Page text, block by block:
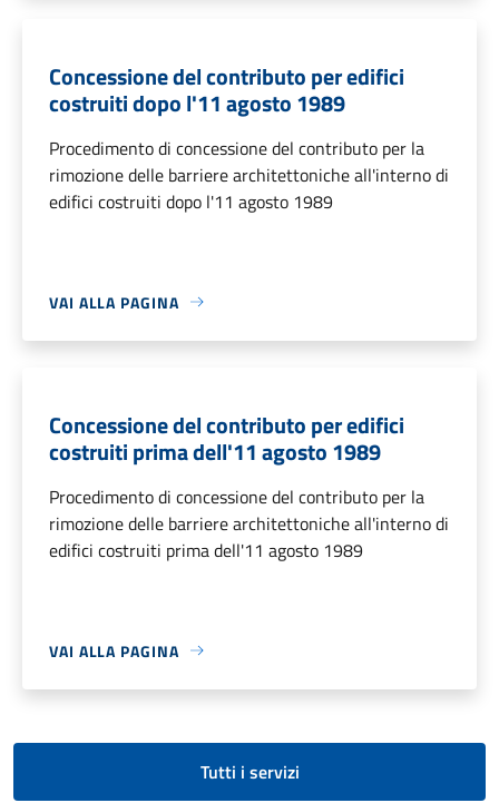
Concessione del contributo per edifici
costruiti dopo l'11 agosto 1989
Procedimento di concessione del contributo per la
rimozione delle barriere architettoniche all'interno di
edifici costruiti dopo l'11 agosto 1989
VAI ALLA PAGINA
Concessione del contributo per edifici
costruiti prima dell'11 agosto 1989
Procedimento di concessione del contributo per la
rimozione delle barriere architettoniche all'interno di
edifici costruiti prima dell'11 agosto 1989
VAI ALLA PAGINA
Tutti i servizi